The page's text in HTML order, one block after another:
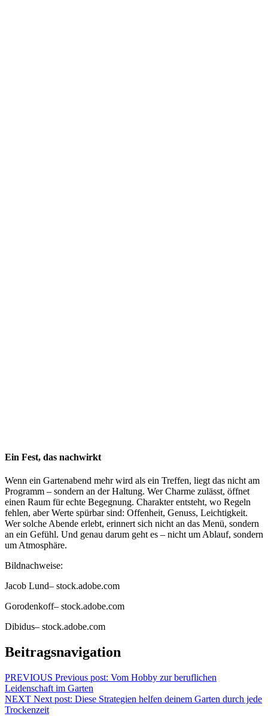
Ein Fest, das nachwirkt
Wenn ein Gartenabend mehr wird als ein Treffen, liegt das nicht am
Programm – sondern an der Haltung. Wer Charme zulässt, öffnet
einen Raum für echte Begegnung. Charakter entsteht, wo Regeln
fehlen, aber Werte spürbar sind: Offenheit, Genuss, Leichtigkeit.
Wer solche Abende erlebt, erinnert sich nicht an das Menü, sondern
an ein Gefühl. Und genau darum geht es – nicht um Ablauf, sondern
um Atmosphäre.
Bildnachweise:
Jacob Lund– stock.adobe.com
Gorodenkoff– stock.adobe.com
Dibidus– stock.adobe.com
Beitragsnavigation
PREVIOUS Previous post: Vom Hobby zur beruflichen
Leidenschaft im Garten
NEXT Next post: Diese Strategien helfen deinem Garten durch jede
Trockenzeit